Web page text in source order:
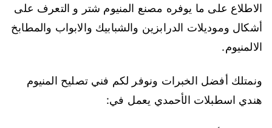
الاطلاع على ما يوفره مصنع المنيوم شتر و التعرف على
أشكال وموديلات الدرابزين والشبابيك والابواب والمطابخ
الالمنيوم.
ونمتلك أفضل الخبرات ونوفر لكم فني تصليح المنيوم
هندي اسطبلات الأحمدي يعمل في: